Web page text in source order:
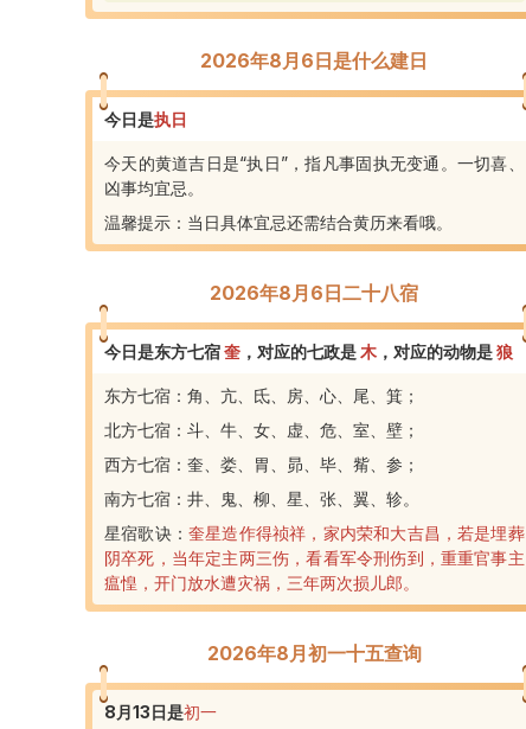
2026年8月6日是什么建日
今日是执日
今天的黄道吉日是“执日”，指凡事固执无变通。一切喜、
凶事均宜忌。
温馨提示：当日具体宜忌还需结合黄历来看哦。
2026年8月6日二十八宿
今日是东方七宿奎 ， 对应的七政是木 ， 对应的动物是狼
东方七宿：角、亢、氐、房、心、尾、箕；
北方七宿：斗、牛、女、虚、危、室、壁；
西方七宿：奎、娄、胃、昴、毕、觜、参；
南方七宿：井、鬼、柳、星、张、翼、轸。
星宿歌诀： 奎星造作得祯祥，家内荣和大吉昌，若是埋葬
阴卒死，当年定主两三伤，看看军令刑伤到，重重官事主
瘟惶，开门放水遭灾祸，三年两次损儿郎。
2026年8月初一十五查询
8月13日是初一